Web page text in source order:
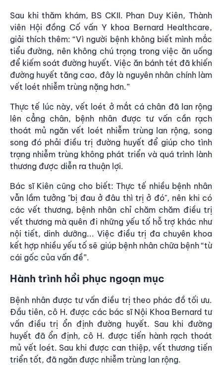
Sau khi thăm khám, BS CKII. Phan Duy Kiên, Thành
viên Hội đồng Cố vấn Y khoa Bernard Healthcare,
giải thích thêm: “Vì người bệnh không biết mình mắc
tiểu đường, nên không chú trọng trong việc ăn uống
để kiếm soát đường huyết. Việc ăn bánh tét đã khiến
đường huyết tăng cao, đây là nguyên nhân chính làm
vết loét nhiễm trùng nặng hơn.”
Thực tế lúc này, vết loét ở mắt cá chân đã lan rộng
lên cẳng chân, bệnh nhân được tư vấn cần rạch
thoát mủ ngăn vết loét nhiễm trùng lan rộng, song
song đó phải điều trị đường huyết để giúp cho tình
trạng nhiễm trùng không phát triển và quá trình lành
thương được diễn ra thuận lợi.
Bác sĩ Kiên cũng cho biết: Thực tế nhiều bệnh nhân
vẫn lầm tưởng "bị đau ở đâu thì trị ở đó", nên khi có
các vết thương, bệnh nhân chỉ chăm chăm điều trị
vết thương mà quên đi những yếu tố hỗ trợ khác như
nội tiết, dinh dưỡng... Việc điều trị đa chuyên khoa
kết hợp nhiều yếu tố sẽ giúp bệnh nhân chữa bệnh “từ
cái gốc của vấn đề”.
Hành trình hồi phục ngoạn mục
Bệnh nhân đượctư vấn điều trị theo phác đồ tối ưu.
Đầu tiên, cô H. được các bác sĩ Nội Khoa Bernard tư
vấn điều trị ổn định đường huyết. Sau khi đường
huyết đã ổn định, cô H. được tiến hành rạch thoát
mủ vết loét. Sau khi được can thiệp, vết thương tiến
triển tốt, đã ngăn được nhiễm trùng lan rộng.